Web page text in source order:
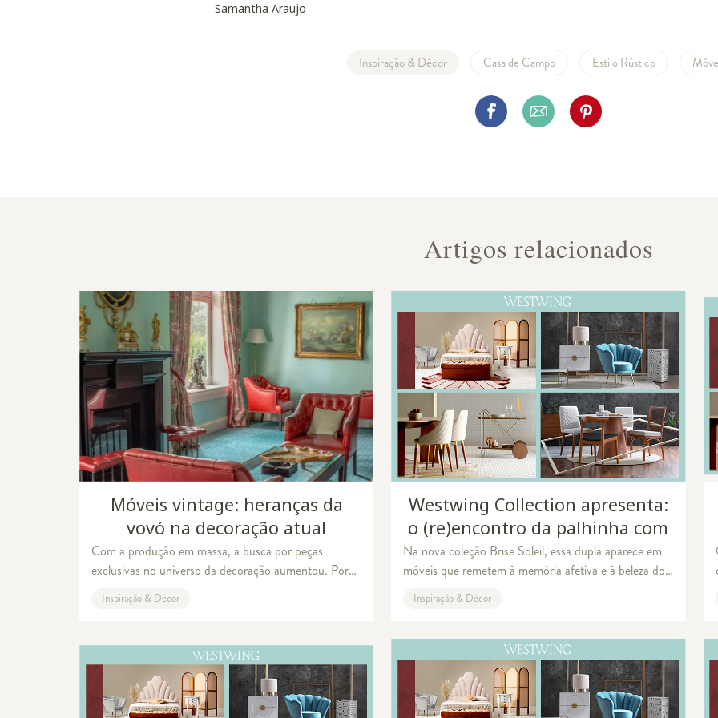
Samantha Araujo
Inspiração & Décor Casa de Campo Estilo Rústico
Artigos relacionados
Móveis vintage: heranças da
vovó na decoração atual
Com a produção em massa, a busca por peças
exclusivas no universo da decoração aumentou. Por
isso, os objetos vintage se tornaram as melhores
opções para quem deseja levar mais personalidade pa
Inspiração & Décor
da palhinha com a madeira
Westwing Collection apresenta:
o (re)encontro da palhinha com
a madeira
Na nova coleção Brise Soleil, essa dupla aparece em
móveis que remetem à memória afetiva e à beleza do
antigo Por Vitória Torres Irmã mais nova da coleção
"Madeira & Palhinha", lan
Inspiração & Décor
Design nórdico: referências que se espalham pelo mundo